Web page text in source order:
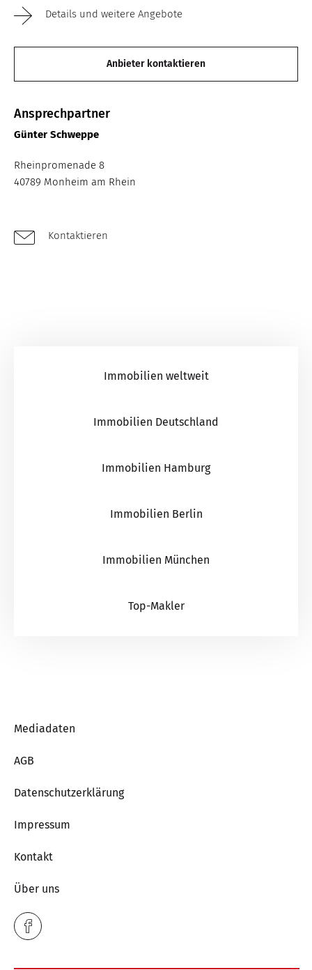
Details und weitere Angebote
Anbieter kontaktieren
Ansprechpartner
Günter Schweppe
Rheinpromenade 8
40789 Monheim am Rhein
Kontaktieren
Immobilien weltweit
Immobilien Deutschland
Immobilien Hamburg
Immobilien Berlin
Immobilien München
Top-Makler
Mediadaten
AGB
Datenschutzerklärung
Impressum
Kontakt
Über uns